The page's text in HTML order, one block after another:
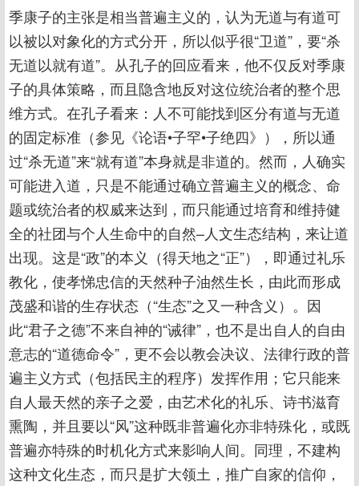
季康子的主张是相当普遍主义的，认为无道与有道可
以被以对象化的方式分开，所以似乎很“卫道”，要“杀
无道以就有道”。从孔子的回应看来，他不仅反对季康
子的具体策略，而且隐含地反对这位统治者的整个思
维方式。在孔子看来：人不可能找到区分有道与无道
的固定标准（参见《论语•子罕•子绝四》），所以通
过“杀无道”来“就有道”本身就是非道的。然而，人确实
可能进入道，只是不能通过确立普遍主义的概念、命
题或统治者的权威来达到，而只能通过培育和维持健
全的社团与个人生命中的自然–人文生态结构，来让道
出现。这是“政”的本义（得天地之“正”），即通过礼乐
教化，使孝悌忠信的天然种子油然生长，由此而形成
茂盛和谐的生存状态（“生态”之又一种含义）。因
此“君子之德”不来自神的“诫律”，也不是出自人的自由
意志的“道德命令”，更不会以教会决议、法律行政的普
遍主义方式（包括民主的程序）发挥作用；它只能来
自人最天然的亲子之爱，由艺术化的礼乐、诗书滋育
熏陶，并且要以“风”这种既非普遍化亦非特殊化，或既
普遍亦特殊的时机化方式来影响人间。同理，不建构
这种文化生态，而只是扩大领土，推广自家的信仰，